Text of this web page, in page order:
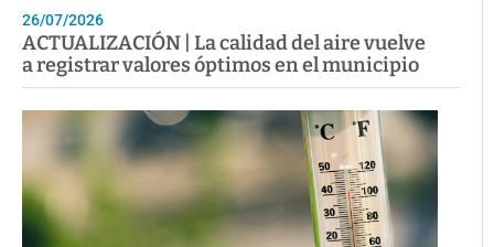
26/07/2026
ACTUALIZACIÓN | La calidad del aire vuelve
a registrar valores óptimos en el municipio